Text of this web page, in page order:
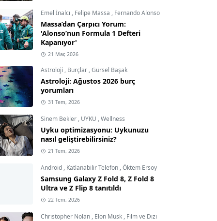
Emel İnalcı , Felipe Massa , Fernando Alonso
Massa’dan Çarpıcı Yorum:
'Alonso’nun Formula 1 Defteri
Kapanıyor'
21 Mar, 2026
Astroloji , Burçlar ,Gürsel Başak
Astroloji: Ağustos 2026 burç
yorumları
31 Tem, 2026
Sinem Bekler , UYKU ,Wellness
Uyku optimizasyonu: Uykunuzu
nasıl geliştirebilirsiniz?
21 Tem, 2026
Android , Katlanabilir Telefon ,Öktem Ersoy
Samsung Galaxy Z Fold 8, Z Fold 8
Ultra ve Z Flip 8 tanıtıldı
22 Tem, 2026
Christopher Nolan , Elon Musk , Film ve Dizi